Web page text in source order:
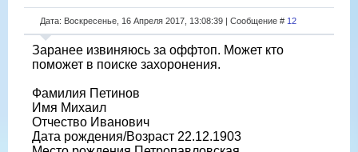
Дата: Воскресенье, 16 Апреля 2017, 13:08:39 | Сообщение # 12
Заранее извиняюсь за оффтоп. Может кто
поможет в поиске захоронения.
Фамилия Петинов
Имя Михаил
Отчество Иванович
Дата рождения/Возраст 22.12.1903